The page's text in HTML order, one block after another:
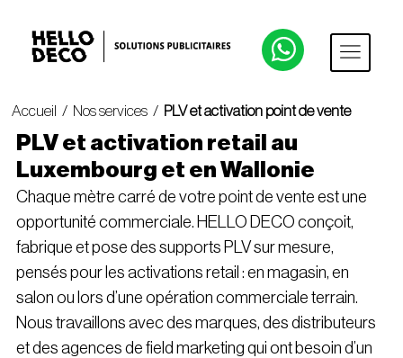
Accueil / Nos services / PLV et activation point de vente
PLV et activation retail au
Luxembourg et en Wallonie
Chaque mètre carré de votre point de vente est une
opportunité commerciale. HELLO DECO conçoit,
fabrique et pose des supports PLV sur mesure,
pensés pour les activations retail : en magasin, en
salon ou lors d’une opération commerciale terrain.
Nous travaillons avec des marques, des distributeurs
et des agences de field marketing qui ont besoin d’un